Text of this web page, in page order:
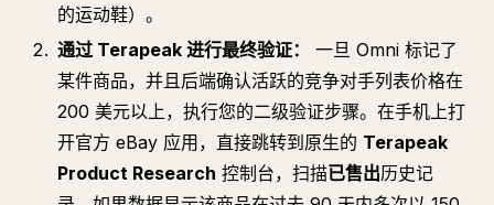
的运动鞋）。
通过 Terapeak 进行最终验证：
一旦 Omni 标记了
某件商品，并且后端确认活跃的竞争对手列表价格在
200 美元以上，执行您的二级验证步骤。在手机上打
开官方 eBay 应用，直接跳转到原生的 Terapeak
Product Research 控制台，扫描已售出历史记